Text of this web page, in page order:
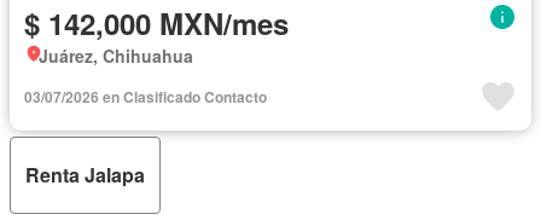
$ 142,000 MXN/mes
Juárez, Chihuahua
03/07/2026 en Clasificado Contacto
Renta Jalapa